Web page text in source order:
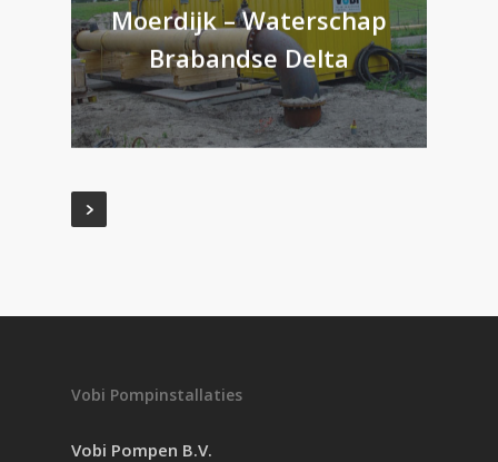
Moerdijk – Waterschap
Brabandse Delta
Vobi Pompinstallaties
Vobi Pompen B.V.